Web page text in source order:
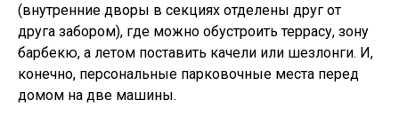
(внутренние дворы в секциях отделены друг от
друга забором), где можно обустроить террасу, зону
барбекю, а летом поставить качели или шезлонги. И,
конечно, персональные парковочные места перед
домом на две машины.